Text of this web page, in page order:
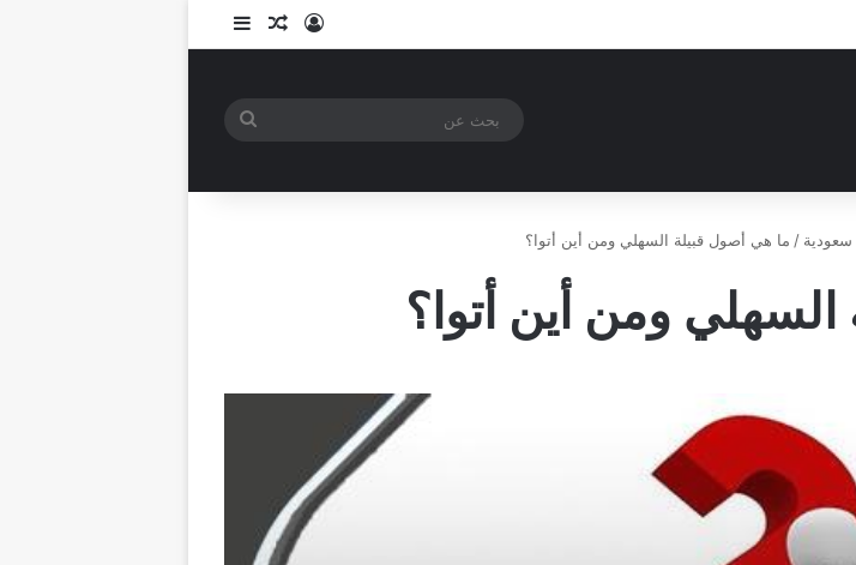
تسجيل الدخول
مقال عشوائي
إضافة عمود جانبي
بحث
/ ما هي أصول قبيلة السهلي ومن أين أتوا؟
ومن أين أتوا؟